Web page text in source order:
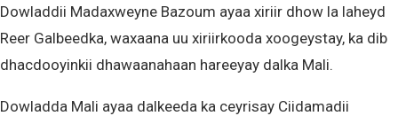
Dowladdii Madaxweyne Bazoum ayaa xiriir dhow la laheyd
Reer Galbeedka, waxaana uu xiriirkooda xoogeystay, ka dib
dhacdooyinkii dhawaanahaan hareeyay dalka Mali.
Dowladda Mali ayaa dalkeeda ka ceyrisay Ciidamadii